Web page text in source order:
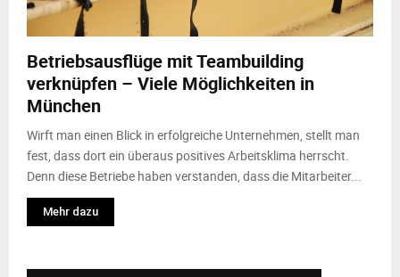
M
N
U
Betriebsausflüge mit Teambuilding
verknüpfen – Viele Möglichkeiten in
München
Wirft man einen Blick in erfolgreiche Unternehmen, stellt man
fest, dass dort ein überaus positives Arbeitsklima herrscht.
Denn diese Betriebe haben verstanden, dass die Mitarbeiter...
Mehr dazu